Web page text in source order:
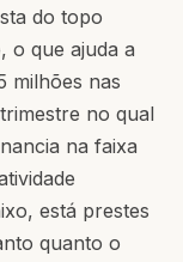
do topo
o que ajuda a
milhões nas
no qual
na faixa
está prestes
quanto o